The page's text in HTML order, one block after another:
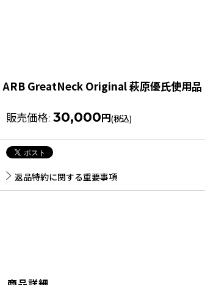
ARB GreatNeck Original 萩原優氏使用品
販売価格: 30,000 円(税込)
返品特約に関する重要事項